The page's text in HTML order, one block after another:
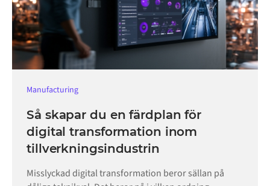
Manufacturing
Så skapar du en färdplan för
digital transformation inom
tillverkningsindustrin
Misslyckad digital transformation beror sällan på